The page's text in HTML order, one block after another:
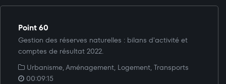
Point 60
Gestion des réserves naturelles : bilans d'activité et
comptes de résultat 2022.
Urbanisme, Aménagement, Logement, Transports
00:09:15